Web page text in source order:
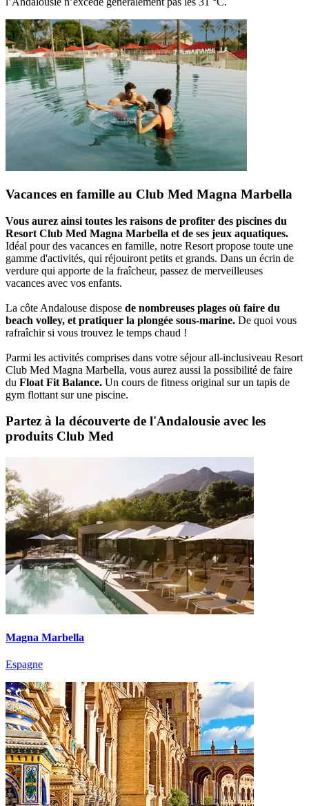
Vacances en famille au Club Med Magna Marbella
Vous aurez ainsi toutes les raisons de profiter des piscines du
Resort Club Med Magna Marbella et de ses jeux aquatiques.
Idéal pour des vacances en famille, notre Resort propose toute une
gamme d'activités, qui réjouiront petits et grands. Dans un écrin de
verdure qui apporte de la fraîcheur, passez de merveilleuses
vacances avec vos enfants.
La côte Andalouse dispose de nombreuses plages où faire du
beach volley, et pratiquer la plongée sous-marine. De quoi vous
rafraîchir si vous trouvez le temps chaud !
Parmi les activités comprises dans votre séjour all-inclusiveau Resort
Club Med Magna Marbella, vous aurez aussi la possibilité de faire
du Float Fit Balance. Un cours de fitness original sur un tapis de
gym flottant sur une piscine.
Partez à la découverte de l'Andalousie avec les
produits Club Med
Magna Marbella
Espagne